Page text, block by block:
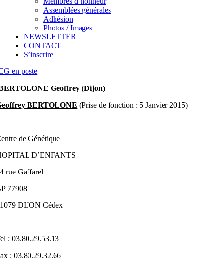
Assemblées générales
Adhésion
Photos / Images
NEWSLETTER
CONTACT
S’inscrire
en poste
Geoffrey (Dijon)
BERTOLONE (Prise de fonction : 5 Janvier 2015)
de Génétique
D’ENFANTS
rue Gaffarel
77908
DIJON Cédex
: 03.80.29.53.13
: 03.80.29.32.66